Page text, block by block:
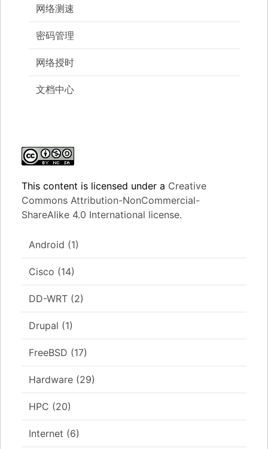
网络测速
密码管理
网络授时
文档中心
This content is licensed under a Creative
Commons Attribution-NonCommercial-
ShareAlike 4.0 International license.
Android (1)
Cisco (14)
DD-WRT (2)
Drupal (1)
FreeBSD (17)
Hardware (29)
HPC (20)
Internet (6)